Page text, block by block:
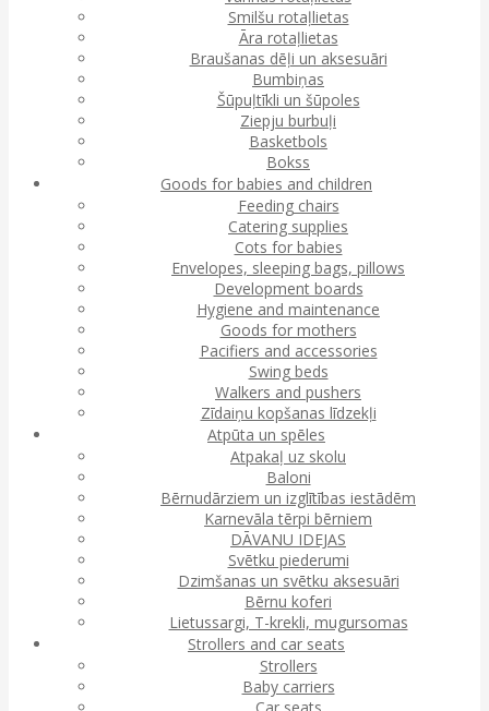
Smilšu rotaļlietas
Āra rotaļlietas
Braušanas dēļi un aksesuāri
Bumbiņas
Šūpuļtīkli un šūpoles
Ziepju burbuļi
Basketbols
Bokss
Goods for babies and children
Feeding chairs
Catering supplies
Cots for babies
Envelopes, sleeping bags, pillows
Development boards
Hygiene and maintenance
Goods for mothers
Pacifiers and accessories
Swing beds
Walkers and pushers
Zīdaiņu kopšanas līdzekļi
Atpūta un spēles
Atpakaļ uz skolu
Baloni
Bērnudārziem un izglītības iestādēm
Karnevāla tērpi bērniem
DĀVANU IDEJAS
Svētku piederumi
Dzimšanas un svētku aksesuāri
Bērnu koferi
Lietussargi, T-krekli, mugursomas
Strollers and car seats
Strollers
Baby carriers
Car seats